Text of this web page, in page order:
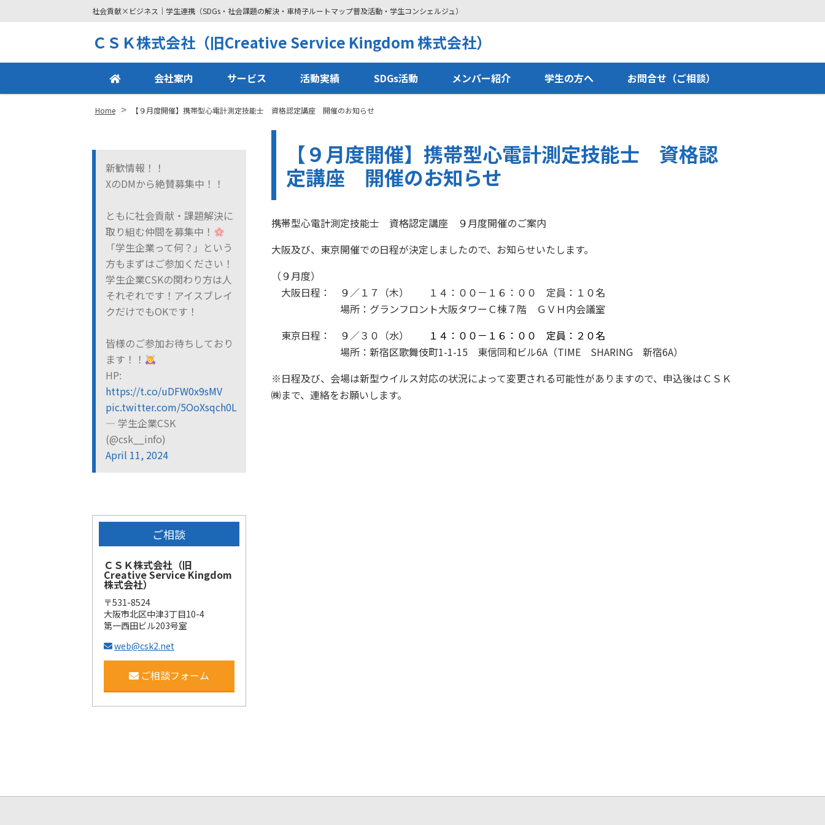
社会貢献×ビジネス｜学生連携（SDGs・社会課題の解決・車椅子ルートマップ普及活動・学生コンシェルジュ）
ＣＳＫ株式会社（旧Creative Service Kingdom 株式会社）
会社案内 サービス 活動実績 SDGs活動 メンバー紹介 学生の方へ お問合せ（ご相談）
Home > 【９月度開催】携帯型心電計測定技能士 資格認定講座 開催のお知らせ
【９月度開催】携帯型心電計測定技能士 資格認
定講座 開催のお知らせ
携帯型心電計測定技能士 資格認定講座 ９月度開催のご案内
大阪及び、東京開催での日程が決定しましたので、お知らせいたします。
（９月度）
大阪日程： ９／１７（木） １４：００－１６：００ 定員：１０名
場所：グランフロント大阪タワーＣ棟７階 ＧＶＨ内会議室
東京日程： ９／３０（水）
１４：００－１６：００ 定員：２０名
場所：新宿区歌舞伎町1-1-15 東信同和ビル6A（TIME SHARING 新宿6A）
※日程及び、会場は新型ウイルス対応の状況によって変更される可能性がありますので、申込後はＣＳＫ
㈱まで、連絡をお願いします。
新歓情報！！
XのDMから絶賛募集中！！
ともに社会貢献・課題解決に
取り組む仲間を募集中！
「学生企業って何？」という
方もまずはご参加ください！
学生企業CSKの関わり方は人
それぞれです！アイスブレイ
クだけでもOKです！
皆様のご参加お待ちしており
ます！！
HP:
https://t.co/uDFW0x9sMV
pic.twitter.com/5OoXsqch0L
— 学生企業CSK
(@csk__info)
April 11, 2024
ご相談
ＣＳＫ株式会社（旧
Creative Service Kingdom
株式会社）
〒531-8524
大阪市北区中津3丁目10-4
第一西田ビル203号室
web@csk2.net
ご相談フォーム
Footer